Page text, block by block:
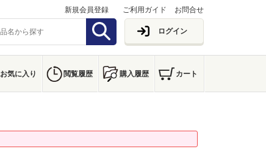
新規会員登録 ご利用ガイド お問合せ
ログイン
お気に入り 閲覧履歴 購入履歴 カート